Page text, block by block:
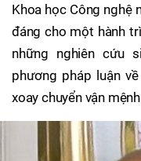
Khoa học Công nghệ
đáng cho một hành
những nghiên cứu
phương pháp luận
xoay chuyển vận